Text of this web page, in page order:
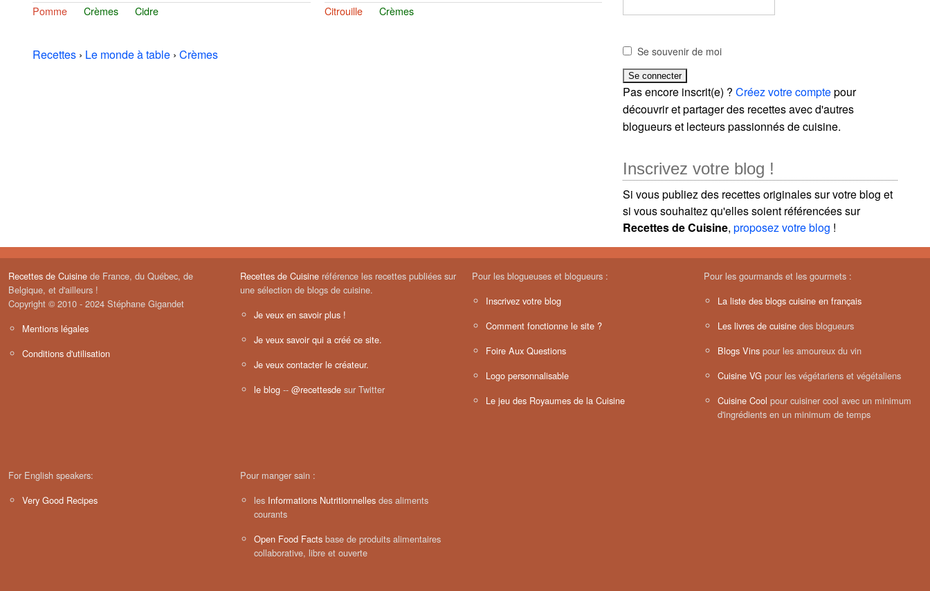
Pomme Crèmes Cidre Citrouille Crèmes
Recettes › Le monde à table › Crèmes Se souvenir de moi
Pas encore inscrit(e) ?Créez votre comptepour
découvrir et partager des recettes avec d'autres
blogueurs et lecteurs passionnés de cuisine.
Inscrivez votre blog !
Si vous publiez des recettes originales sur votre blog et
si vous souhaitez qu'elles soient référencées sur
Recettes de Cuisine,proposez votre blog !
Recettes de Cuisine de France, du Québec, de
Belgique, et d'ailleurs !
Copyright © 2010 - 2024 Stéphane Gigandet
Mentions légales
Conditions d'utilisation
Recettes de Cuisine référence les recettes publiées sur
une sélection de blogs de cuisine.
Je veux en savoir plus !
Je veux savoir qui a créé ce site.
Je veux contacter le créateur.
le blog -- @recettesde sur Twitter
Pour les blogueuses et blogueurs :
Inscrivez votre blog
Comment fonctionne le site ?
Foire Aux Questions
Logo personnalisable
Le jeu des Royaumes de la Cuisine
Pour les gourmands et les gourmets :
La liste des blogs cuisine en français
Les livres de cuisine des blogueurs
Blogs Vins pour les amoureux du vin
Cuisine VG pour les végétariens et végétaliens
Cuisine Cool pour cuisiner cool avec un minimum
d'ingrédients en un minimum de temps
For English speakers:
Very Good Recipes
Pour manger sain :
les Informations Nutritionnelles des aliments
courants
Open Food Facts base de produits alimentaires
collaborative, libre et ouverte